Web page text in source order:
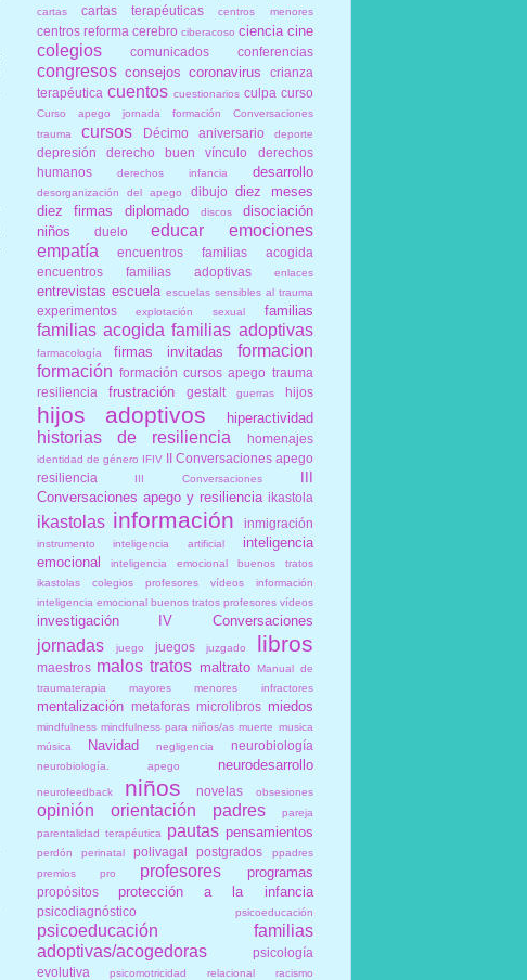
cartas cartas terapéuticas centros menores
centros reforma cerebro ciberacoso ciencia cine
colegios comunicados conferencias
congresos consejos coronavirus
crianza
terapéutica cuentos cuestionarios culpa curso
Curso apego jornada formación Conversaciones
trauma
cursos Décimo aniversario deporte
depresión derecho buen vínculo
derechos
humanos
derechos infancia desarrollo
desorganización del apego dibujo diez meses
diez firmas
diplomado discos
disociación
niños
duelo educar
emociones
empatía
encuentros familias acogida
encuentros familias adoptivas
enlaces
entrevistas escuela escuelas sensibles al trauma
experimentos explotación sexual familias
familias acogida familias adoptivas
farmacología firmas invitadas
formacion
formación formación cursos apego trauma
resiliencia
frustración gestalt guerras hijos
hijos adoptivos hiperactividad
historias de resiliencia homenajes
identidad de género IFIV II Conversaciones apego
resiliencia
III Conversaciones
III
Conversaciones apego y resiliencia ikastola
ikastolas información inmigración
instrumento inteligencia artificial
inteligencia
emocional
inteligencia emocional buenos tratos
ikastolas colegios profesores vídeos información
inteligencia emocional buenos tratos profesores vídeos
investigación IV Conversaciones
jornadas juego juegos juzgado libros
maestros malos tratos maltrato Manual de
traumaterapia
mayores menores infractores
mentalización metaforas microlibros miedos
mindfulness mindfulness para niños/as muerte musica
música
Navidad negligencia neurobiología
neurobiología. apego neurodesarrollo
neurofeedback niños novelas obsesiones
opinión orientación padres
pareja
parentalidad terapéutica
pautas pensamientos
perdón perinatal polivagal postgrados
ppadres
premios
pro profesores programas
propósitos protección a la infancia
psicodiagnóstico psicoeducación
psicoeducación familias
adoptivas/acogedoras
psicología
evolutiva
psicomotricidad relacional
racismo